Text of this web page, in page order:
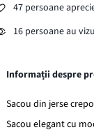
47 persoane
16 persoane au
Informații despre
Sacou din jerse
Sacou elegant cu